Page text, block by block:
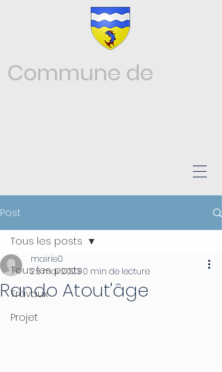
Commune de
Post
Tous les posts
Travaux
Projet
Tous les posts
Rando Atout'âge
mairie0
25 mai 20230 min de lecture